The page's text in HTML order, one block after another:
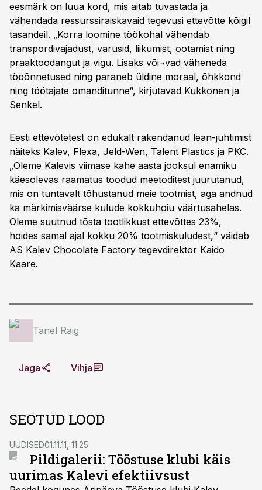
eesmärk on luua kord, mis aitab tuvastada ja
vähendada ressurssiraiskavaid tegevusi ettevõtte kõigil
tasandeil. „Korra loomine töökohal vähendab
transpordivajadust, varusid, liikumist, ootamist ning
praaktoodangut ja vigu. Lisaks või¬vad väheneda
tööõnnetused ning paraneb üldine moraal, õhkkond
ning töötajate omanditunne“, kirjutavad Kukkonen ja
Senkel.
Eesti ettevõtetest on edukalt rakendanud lean-juhtimist
näiteks Kalev, Flexa, Jeld-Wen, Talent Plastics ja PKC.
„Oleme Kalevis viimase kahe aasta jooksul enamiku
käesolevas raamatus toodud meetoditest juurutanud,
mis on tuntavalt tõhustanud meie tootmist, aga andnud
ka märkimisväärse kulude kokkuhoiu väärtusahelas.
Oleme suutnud tõsta tootlikkust ettevõttes 23%,
hoides samal ajal kokku 20% tootmiskuludest,“ väidab
AS Kalev Chocolate Factory tegevdirektor Kaido
Kaare.
Tanel Raig
Jaga Vihja
SEOTUD LOOD
UUDISED01.11.11, 11:25
Pildigalerii: Tööstuse klubi käis
uurimas Kalevi efektiivsust